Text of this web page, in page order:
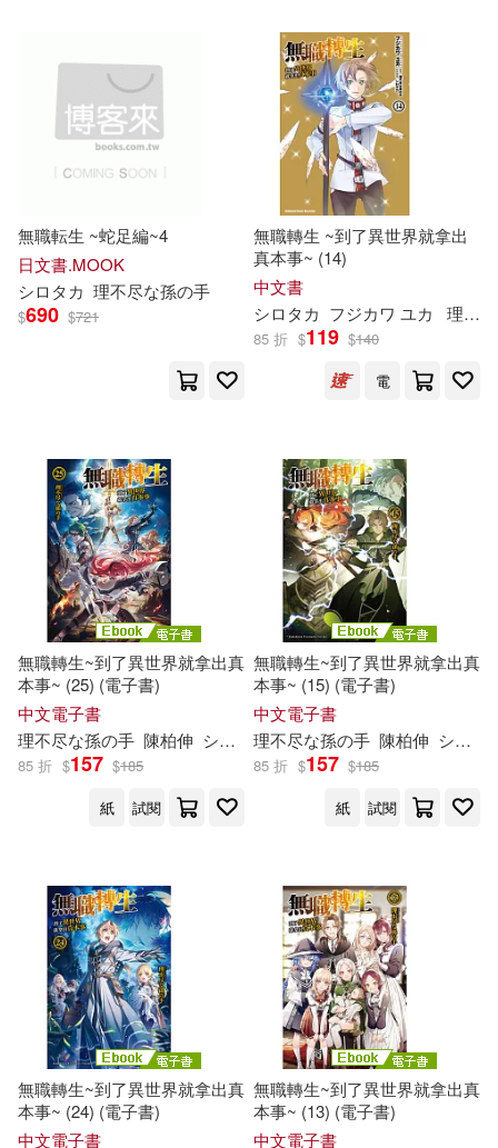
無職転生 ~蛇足編~4
日文書.MOOK
シロタカ 理不尽な孫の手
$690 $721
無職轉生 ~到了異世界就拿出
真本事~ (14)
中文書
シロタカ フジカワ ユカ 理不尽
85 折 $119 $140
電
無職轉生~到了異世界就拿出真
本事~ (25) (電子書)
中文電子書
理不尽な孫の手 陳柏伸 シロタカ
85 折 $157 $185
紙
試閱
無職轉生~到了異世界就拿出真
本事~ (15) (電子書)
中文電子書
理不尽な孫の手 陳柏伸 シロタカ
85 折 $157 $185
紙
試閱
無職轉生~到了異世界就拿出真
本事~ (24) (電子書)
中文電子書
無職轉生~到了異世界就拿出真
本事~ (13) (電子書)
中文電子書